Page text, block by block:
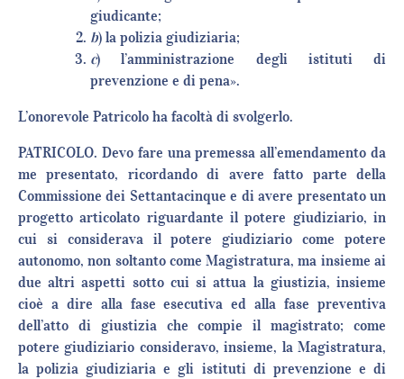
giudicante;
b) la polizia giudiziaria;
c) l’amministrazione degli istituti di
prevenzione e di pena».
L’onorevole Patricolo ha facoltà di svolgerlo.
PATRICOLO. Devo fare una premessa all’emendamento da
me presentato, ricordando di avere fatto parte della
Commissione dei Settantacinque e di avere presentato un
progetto articolato riguardante il potere giudiziario, in
cui si considerava il potere giudiziario come potere
autonomo, non soltanto come Magistratura, ma insieme ai
due altri aspetti sotto cui si attua la giustizia, insieme
cioè a dire alla fase esecutiva ed alla fase preventiva
dell’atto di giustizia che compie il magistrato; come
potere giudiziario consideravo, insieme, la Magistratura,
la polizia giudiziaria e gli istituti di prevenzione e di